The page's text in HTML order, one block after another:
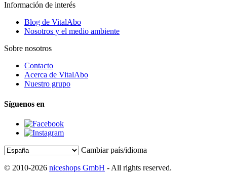
Información de interés
Blog de VitalAbo
Nosotros y el medio ambiente
Sobre nosotros
Contacto
Acerca de VitalAbo
Nuestro grupo
Síguenos en
Cambiar país/idioma
© 2010-2026 niceshops GmbH - All rights reserved.